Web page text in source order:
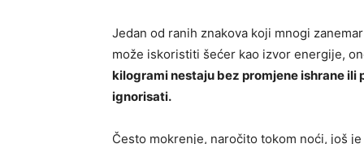
Jedan od ranih znakova koji mnogi
može iskoristiti šećer kao izvor energije,
kilogrami nestaju bez promjene ishrane
ignorisati.
Često mokrenje, naročito tokom noći, još